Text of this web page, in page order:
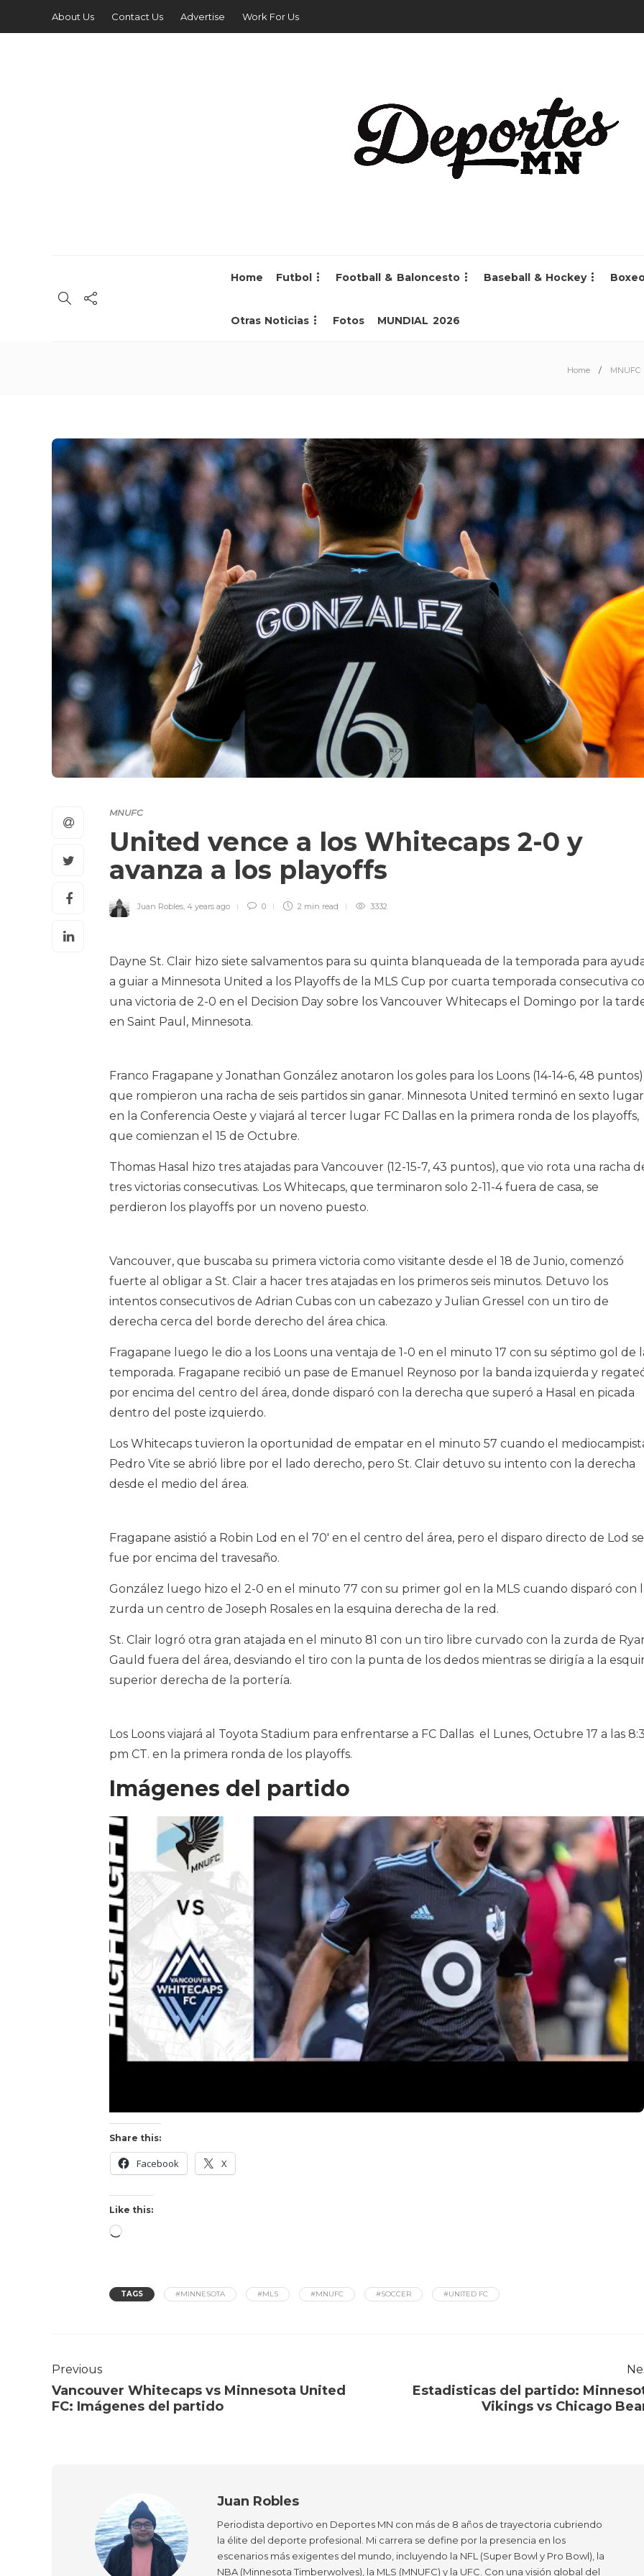
About Us Contact Us Advertise Work For Us
Home Futbol Football & Baloncesto Baseball & Hockey
Otras Noticias Fotos MUNDIAL 2026
Home MNUFC
MNUFC
United vence a los Whitecaps 2-0 y
avanza a los playoffs
Juan Robles, 4 years ago 0 2 min read 3332
Dayne St. Clair hizo siete salvamentos para su quinta blanqueada de la temporada para
a guiar a Minnesota United a los Playoffs de la MLS Cup por cuarta temporada consecutiva
una victoria de 2-0 en el Decision Day sobre los Vancouver Whitecaps el Domingo por la
en Saint Paul, Minnesota.
Franco Fragapane y Jonathan González anotaron los goles para los Loons (14-14-6, 48
que rompieron una racha de seis partidos sin ganar. Minnesota United terminó en sexto lugar
en la Conferencia Oeste y viajará al tercer lugar FC Dallas en la primera ronda de los playoffs,
que comienzan el 15 de Octubre.
Thomas Hasal hizo tres atajadas para Vancouver (12-15-7, 43 puntos), que vio rota una racha
tres victorias consecutivas. Los Whitecaps, que terminaron solo 2-11-4 fuera de casa, se
perdieron los playoffs por un noveno puesto.
Vancouver, que buscaba su primera victoria como visitante desde el 18 de Junio, comenzó
fuerte al obligar a St. Clair a hacer tres atajadas en los primeros seis minutos. Detuvo los
intentos consecutivos de Adrian Cubas con un cabezazo y Julian Gressel con un tiro de
derecha cerca del borde derecho del área chica.
Fragapane luego le dio a los Loons una ventaja de 1-0 en el minuto 17 con su séptimo gol de
temporada. Fragapane recibió un pase de Emanuel Reynoso por la banda izquierda y
por encima del centro del área, donde disparó con la derecha que superó a Hasal en picada
dentro del poste izquierdo.
Los Whitecaps tuvieron la oportunidad de empatar en el minuto 57 cuando el
Pedro Vite se abrió libre por el lado derecho, pero St. Clair detuvo su intento con la derecha
desde el medio del área.
Fragapane asistió a Robin Lod en el 70′ en el centro del área, pero el disparo directo de Lod se
fue por encima del travesaño.
González luego hizo el 2-0 en el minuto 77 con su primer gol en la MLS cuando disparó con
zurda un centro de Joseph Rosales en la esquina derecha de la red.
St. Clair logró otra gran atajada en el minuto 81 con un tiro libre curvado con la zurda de
Gauld fuera del área, desviando el tiro con la punta de los dedos mientras se dirigía a la
superior derecha de la portería.
Los Loons viajará al Toyota Stadium para enfrentarse a FC Dallas el Lunes, Octubre 17 a las
pm CT. en la primera ronda de los playoffs.
Imágenes del partido
Share this:
Facebook X
Like this:
TAGS #MINNESOTA #MLS #MNUFC #SOCCER #UNITED FC
Previous
Vancouver Whitecaps vs Minnesota United
FC: Imágenes del partido
Estadisticas del partido:
Vikings vs Chicago
Juan Robles
Periodista deportivo en Deportes MN con más de 8 años de trayectoria cubriendo
la élite del deporte profesional. Mi carrera se define por la presencia en los
escenarios más exigentes del mundo, incluyendo la NFL (Super Bowl y Pro Bowl), la
NBA (Minnesota Timberwolves), la MLS (MNUFC) y la UFC. Con una visión global del